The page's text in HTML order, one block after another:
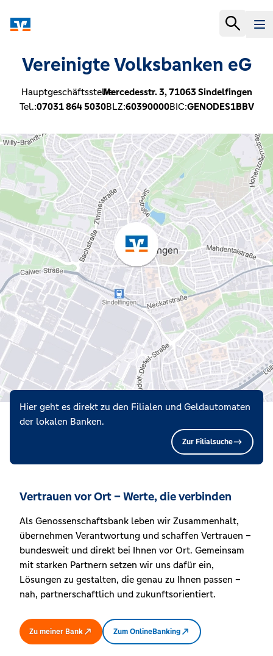
Vereinigte Volksbanken eG
Hauptgeschäftsstelle:Mercedesstr. 3,71063Sindelfingen
Tel.:07031 864 5030BLZ:60390000BIC:GENODES1BBV
Hier geht es direkt zu den Filialen und Geldautomaten
der lokalen Banken.
Zur Filialsuche
Vertrauen vor Ort – Werte, die verbinden
Als Genossenschaftsbank leben wir Zusammenhalt,
übernehmen Verantwortung und schaffen Vertrauen –
bundesweit und direkt bei Ihnen vor Ort. Gemeinsam
mit starken Partnern setzen wir uns dafür ein,
Lösungen zu gestalten, die genau zu Ihnen passen –
nah, partnerschaftlich und zukunftsorientiert.
Zu meiner Bank Zum OnlineBanking